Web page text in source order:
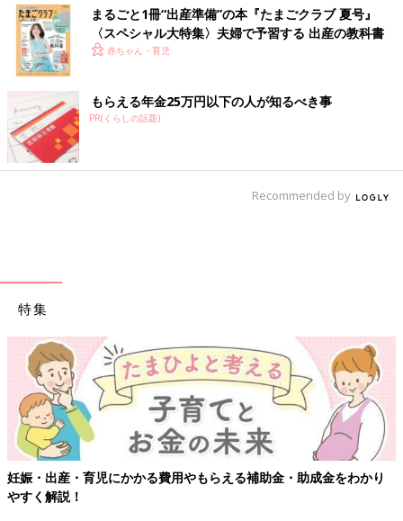
まるごと1冊“出産準備”の本『たまごクラブ 夏号』
〈スペシャル大特集〉夫婦で予習する 出産の教科書
赤ちゃん・育児
もらえる年金25万円以下の人が知るべき事
PR(くらしの話題)
Recommended by
特集
妊娠・出産・育児にかかる費用やもらえる補助金・助成金をわかり
やすく解説！